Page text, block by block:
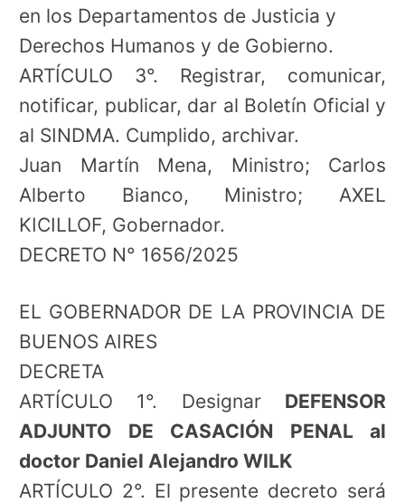
en los Departamentos de Justicia y
Derechos Humanos y de Gobierno.
ARTÍCULO 3°. Registrar, comunicar,
notificar, publicar, dar al Boletín Oficial y
al SINDMA. Cumplido, archivar.
Juan Martín Mena, Ministro; Carlos
Alberto Bianco, Ministro; AXEL
KICILLOF, Gobernador.
DECRETO N° 1656/2025
EL GOBERNADOR DE LA PROVINCIA DE
BUENOS AIRES
DECRETA
ARTÍCULO 1°. Designar DEFENSOR
ADJUNTO DE CASACIÓN PENAL al
doctor Daniel Alejandro WILK
ARTÍCULO 2°. El presente decreto será